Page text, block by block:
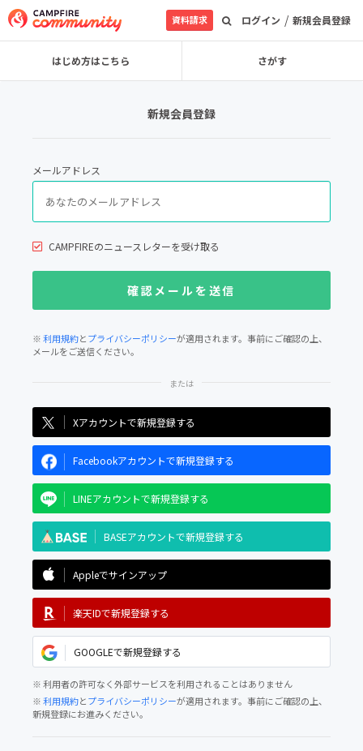
ログイン / 新規会員登録
資料請求
はじめ方はこちら さがす
新規会員登録
メールアドレス
CAMPFIREのニュースレターを受け取る
※利用規約とプライバシーポリシーが適用されます。事前にご確認の上、
メールをご送信ください。
Xアカウントで新規登録する
Facebookアカウントで新規登録する
LINEアカウントで新規登録する
BASEアカウントで新規登録する
Appleでサインアップ
楽天IDで新規登録する
GOOGLEで新規登録する
※ 利用者の許可なく外部サービスを利用されることはありません
※利用規約とプライバシーポリシーが適用されます。事前にご確認の上、
新規登録にお進みください。